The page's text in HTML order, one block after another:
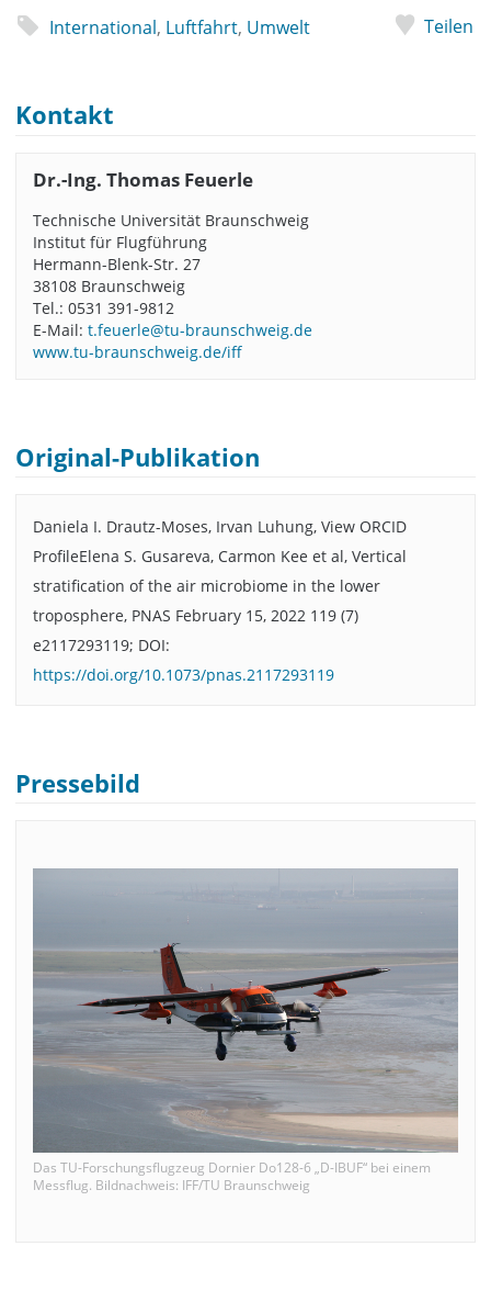
International, Luftfahrt, Umwelt Teilen
Kontakt
Dr.-Ing. Thomas Feuerle
Technische Universität Braunschweig
Institut für Flugführung
Hermann-Blenk-Str. 27
38108 Braunschweig
Tel.: 0531 391-9812
E-Mail: t.feuerle@tu-braunschweig.de
www.tu-braunschweig.de/iff
Original-Publikation
Daniela I. Drautz-Moses, Irvan Luhung, View ORCID
ProfileElena S. Gusareva, Carmon Kee et al, Vertical
stratification of the air microbiome in the lower
troposphere, PNAS February 15, 2022 119 (7)
e2117293119; DOI:
https://doi.org/10.1073/pnas.2117293119
Pressebild
Das TU-Forschungsflugzeug Dornier Do128-6 „D-IBUF“ bei einem
Messflug. Bildnachweis: IFF/TU Braunschweig